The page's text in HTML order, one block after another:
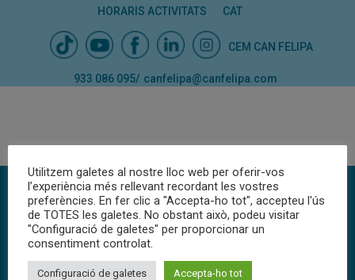
HORARIS ACTIVITATS CAT
CEM CAN FELIPA
933 086 095/ canfelipa@canfelipa.com
POLÍTICA DE PRIVACITAT· POLÍTICA DE COOKIES·AVÍS LEGAL
Utilitzem galetes al nostre lloc web per oferir-vos
l’experiència més rellevant recordant les vostres
preferències. En fer clic a "Accepta-ho tot", accepteu l'ús
de TOTES les galetes. No obstant això, podeu visitar
"Configuració de galetes" per proporcionar un
consentiment controlat.
Configuració de galetes Accepta-ho tot